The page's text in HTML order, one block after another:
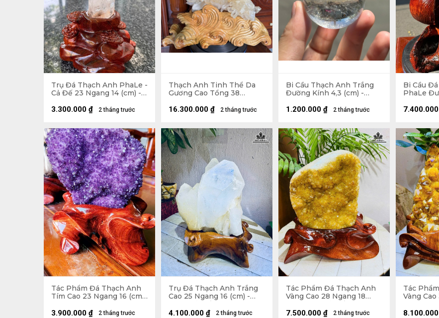
Trụ Đá Thạch Anh PhaLe -
Cả Đế 23 Ngang 14 (cm) -
2 tháng trước
3.300.000 ₫
Thạch Anh Tinh Thể Da
Gương Cao Tổng 38
2 tháng trước
16.300.000 ₫
Bi Cầu Thạch Anh Trắng
Đường Kính 4,3 (cm) -
2 tháng trước
1.200.000 ₫
Bi Cầu
PhaLe
30 (cm) -
7.400.000
Tác Phẩm Đá Thạch Anh
Tím Cao 23 Ngang 16 (cm)
2 tháng trước
3.900.000 ₫
Trụ Đá Thạch Anh Trắng
Cao 25 Ngang 16 (cm) -
6,2kg Cả Đế
2 tháng trước
4.100.000 ₫
Tác Phẩm Đá Thạch Anh
Vàng Cao 28 Ngang 18
(cm) - 6kg Cả Đế
2 tháng trước
7.500.000 ₫
Tác
Vàng Cao
8.100.000